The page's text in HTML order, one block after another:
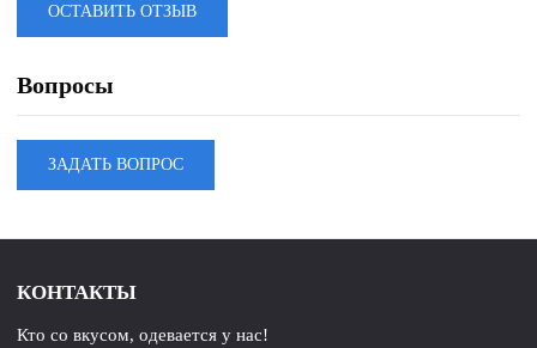
ОСТАВИТЬ ОТЗЫВ
Вопросы
ЗАДАТЬ ВОПРОС
КОНТАКТЫ
Кто со вкусом, одевается у нас!